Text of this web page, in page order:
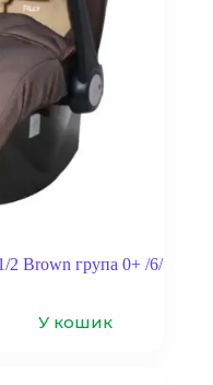
2 Brown група 0+ /6/
У кошик